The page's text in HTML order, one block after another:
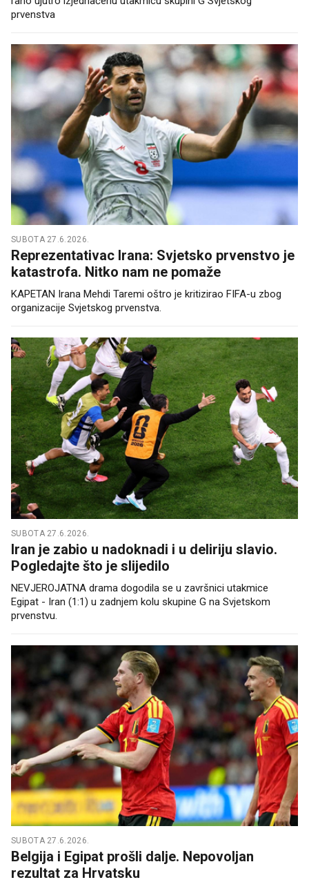
prvenstva
SUBOTA 27.6.2026.
Reprezentativac Irana: Svjetsko prvenstvo je
katastrofa. Nitko nam ne pomaže
KAPETAN Irana Mehdi Taremi oštro je kritizirao FIFA-u zbog
organizacije Svjetskog prvenstva.
SUBOTA 27.6.2026.
Iran je zabio u nadoknadi i u deliriju slavio.
Pogledajte što je slijedilo
NEVJEROJATNA drama dogodila se u završnici utakmice
Egipat - Iran (1:1) u zadnjem kolu skupine G na Svjetskom
prvenstvu.
SUBOTA 27.6.2026.
Belgija i Egipat prošli dalje. Nepovoljan
rezultat za Hrvatsku